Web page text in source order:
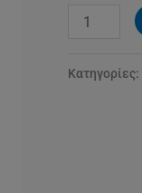
Κατηγορίες: